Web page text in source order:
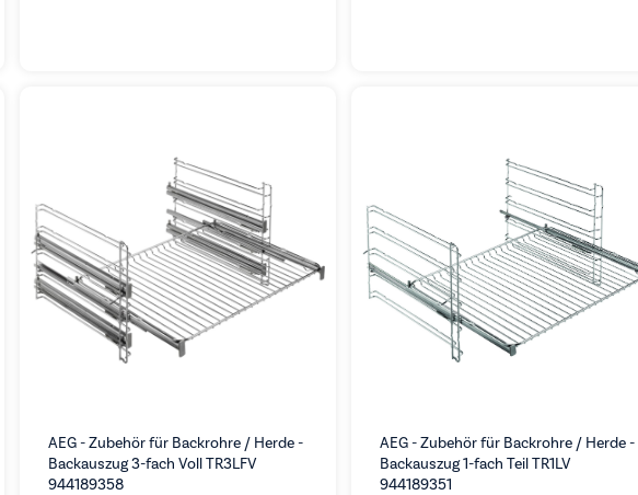
AEG - Zubehör für Backrohre / Herde -
Backauszug 3-fach Voll TR3LFV
944189358
AEG - Zubehör für Backrohre / Herde -
Backauszug 1-fach Teil TR1LV
944189351